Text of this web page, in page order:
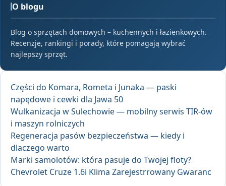
O blogu
Blog o sprzętach domowych – kuchennych i łazienkowych.
Recenzje, rankingi i porady, które pomagają wybrać
najlepszy sprzęt.
Części do Komara, Rometa i Junaka — paski
napędowe i cewki dla Jawa 50
Wulkanizacja w Sulechowie — mobilny serwis TIR-ów
i maszyn rolniczych
Regeneracja pasów bezpieczeństwa — kiedy i
dlaczego warto
Marki samolotów: która pasuje do Twojej floty?
Chevrolet Cruze 1.6i Klima Zarejestrrowany Gwaranc